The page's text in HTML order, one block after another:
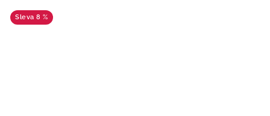
8 %